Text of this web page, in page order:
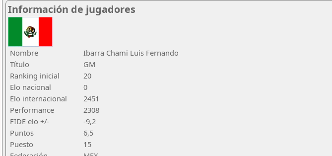
Información de jugadores
Nombre
Ibarra Chami Luis Fernando
Título
GM
Ranking inicial
20
Elo nacional
0
Elo internacional
2451
Performance
2308
FIDE elo +/-
-9,2
Puntos
6,5
Puesto
15